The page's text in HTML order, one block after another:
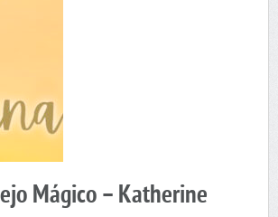
Mágico – Katherine